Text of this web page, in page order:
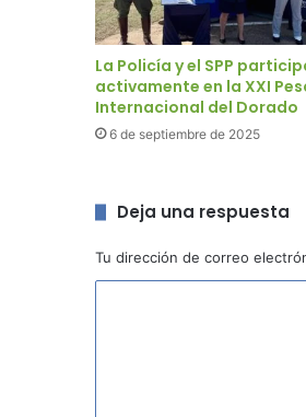
La Policía y el SPP
activamente en la XXI
Internacional del Dorado
6 de septiembre de 2025
Deja una respuesta
Tu dirección de correo